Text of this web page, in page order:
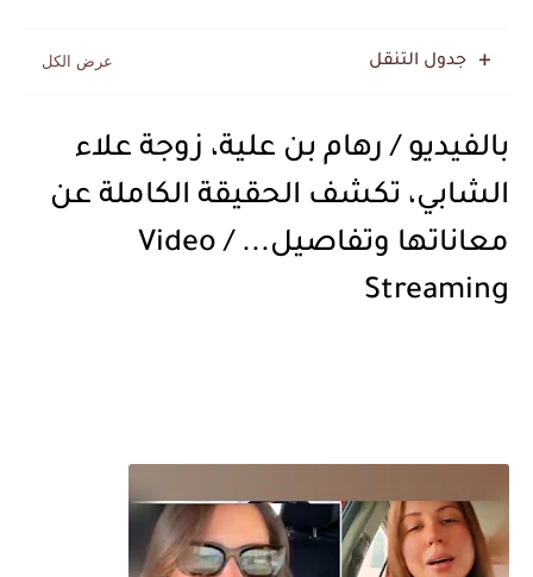
جدول التنقل
بالفيديو / رهام بن علية، زوجة علاء
الشابي، تكشف الحقيقة الكاملة عن
معاناتها وتفاصيل... / Video
Streaming